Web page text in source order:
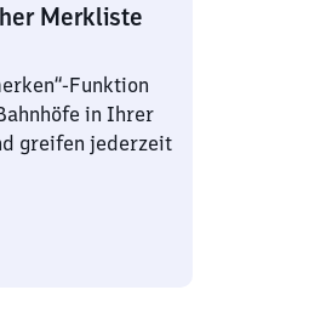
Merkliste
Funktion
in Ihrer
greifen jederzeit